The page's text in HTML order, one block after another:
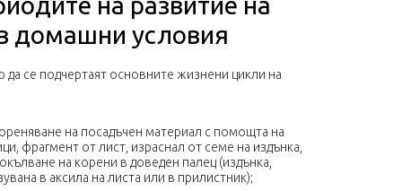
домашни условия
да се подчертаят основните жизнени цикли на
на посадъчен материал с помощта на
фрагмент от лист, израснал от семе на издънка,
на корени в доведен палец (издънка,
в аксила на листа или в прилистник);